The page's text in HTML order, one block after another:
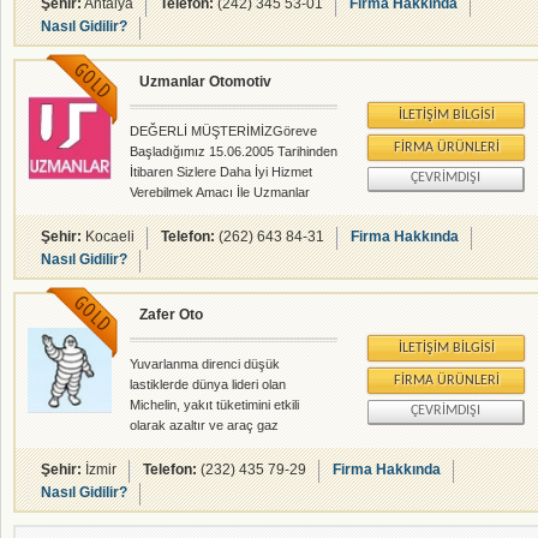
Şehir:Antalya Telefon:(242) 345 53-01
Firma Hakkında
Nasıl Gidilir?
Uzmanlar Otomotiv
DEĞERLİ MÜŞTERİMİZGöreve
Başladığımız 15.06.2005 Tarihinden
İtibaren Sizlere Daha İyi Hizmet
Verebilmek Amacı İle Uzmanlar
Özel Servisimizde Geniş Bir
Yelpazeye Hitap Etmek Sureti İle
Muhtelif Araçlar Adı Altında
Otomotiv Sektöründe Uzman,
Deneyimli Ve Yeterli Ekipman İle (
Ecü Test Cihazı, Rot Balans,
Enjektör Temizliği, Far Ayar Cihazı,
Tamir, Bakım, Onarım Ve Montaj
Anlamında Yerimizi Aldığımıza
İnanmaktayız. Otomotiv
Sektöründe Kalite Ve Ekonomik
Anlamda Rekabette Bizde Varız
Diyoruz. Bu
İLETIŞIM BILGISI
FIRMA ÜRÜNLERI
ÇEVRIMDIŞI
Şehir:Kocaeli Telefon:(262) 643 84-31
Firma Hakkında
Nasıl Gidilir?
Zafer Oto
Yuvarlanma direnci düşük
lastiklerde dünya lideri olan
Michelin, yakıt tüketimini etkili
olarak azaltır ve araç gaz
emisyonunu düşürür. Michelin,
doğaya olan etkisini kontrol altında
tutmak için, faaliyet ve ürünlerinin
küresel değerlendirmesini yapar. Bu
doğrultuda teknolojiler geliştirmeye
İLETIŞIM BILGISI
FIRMA ÜRÜNLERI
ÇEVRIMDIŞI
Şehir:İzmir Telefon:(232) 435 79-29
Firma Hakkında
Nasıl Gidilir?